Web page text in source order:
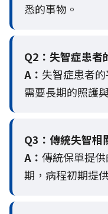
悉的事物。
Q2： 失智症患者
A： 失智症患者
需要長期的照護
Q3： 傳統失智相
A： 傳統保單提
期，病程初期提